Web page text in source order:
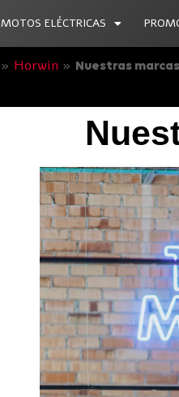
MOTOS ELÉCTRICAS
» Horwin »
Nuestras